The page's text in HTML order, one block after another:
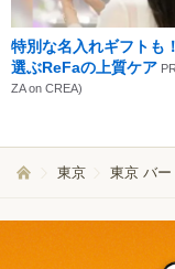
特別な名入れギフトも
選ぶReFaの上質ケア
ZA on CREA)
東京 東京 バー